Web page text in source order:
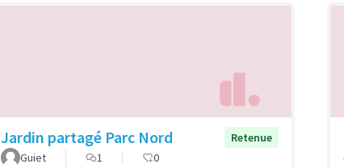
Jardin partagé Parc Nord
Retenue
Guiet
1 0